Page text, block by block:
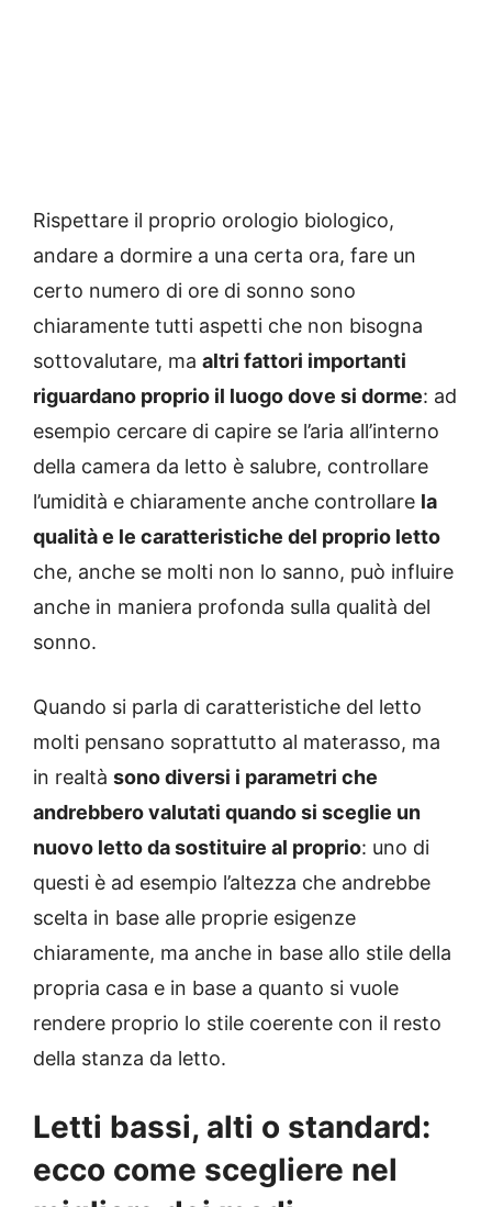
Rispettare il proprio orologio biologico,
andare a dormire a una certa ora, fare un
certo numero di ore di sonno sono
chiaramente tutti aspetti che non bisogna
sottovalutare, ma altri fattori importanti
riguardano proprio il luogo dove si dorme: ad
esempio cercare di capire se l’aria all’interno
della camera da letto è salubre, controllare
l’umidità e chiaramente anche controllare la
qualità e le caratteristiche del proprio letto
che, anche se molti non lo sanno, può influire
anche in maniera profonda sulla qualità del
sonno.
Quando si parla di caratteristiche del letto
molti pensano soprattutto al materasso, ma
in realtà sono diversi i parametri che
andrebbero valutati quando si sceglie un
nuovo letto da sostituire al proprio: uno di
questi è ad esempio l’altezza che andrebbe
scelta in base alle proprie esigenze
chiaramente, ma anche in base allo stile della
propria casa e in base a quanto si vuole
rendere proprio lo stile coerente con il resto
della stanza da letto.
Letti bassi, alti o standard:
ecco come scegliere nel